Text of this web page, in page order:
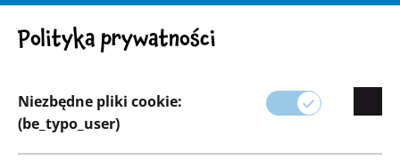
Polityka prywatności
Niezbędne pliki cookie:
(be_typo_user)